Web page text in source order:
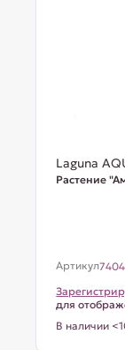
Laguna
Растение
Артикул
для
В наличии